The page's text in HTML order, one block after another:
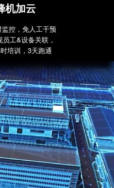
机加云
控，免人工干预
工&设备关联，
培训，3天跑通